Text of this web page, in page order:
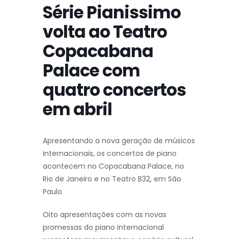
Série Pianissimo
volta ao Teatro
Copacabana
Palace com
quatro concertos
em abril
Apresentando a nova geração de músicos
internacionais, os concertos de piano
acontecem no Copacabana Palace, no
Rio de Janeiro e no Teatro B32, em São
Paulo
Oito apresentações com as novas
promessas do piano internacional